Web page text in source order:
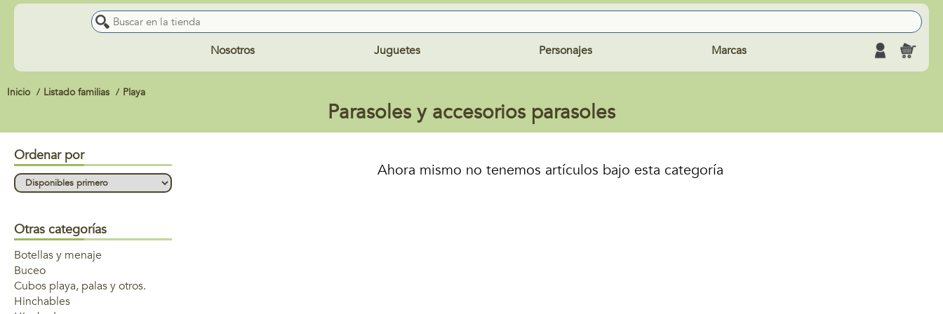
Nosotros Juguetes Personajes Marcas
Inicio Listado familias Playa
Parasoles y accesorios parasoles
Ahora mismo no tenemos artículos bajo esta categoría
Ordenar por
Otras categorías
Botellas y menaje
Buceo
Cubos playa, palas y otros.
Hinchables